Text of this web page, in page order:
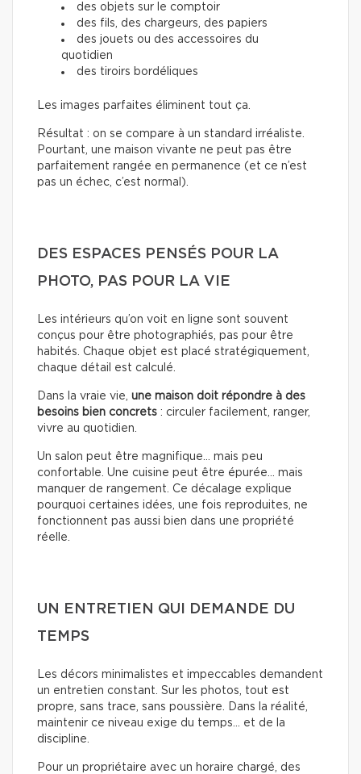
des objets sur le comptoir
des fils, des chargeurs, des papiers
des jouets ou des accessoires du
quotidien
des tiroirs bordéliques
Les images parfaites éliminent tout ça.
Résultat : on se compare à un standard irréaliste.
Pourtant, une maison vivante ne peut pas être
parfaitement rangée en permanence (et ce n’est
pas un échec, c’est normal).
DES ESPACES PENSÉS POUR LA
PHOTO, PAS POUR LA VIE
Les intérieurs qu’on voit en ligne sont souvent
conçus pour être photographiés, pas pour être
habités. Chaque objet est placé stratégiquement,
chaque détail est calculé.
Dans la vraie vie, une maison doit répondre à des
besoins bien concrets : circuler facilement, ranger,
vivre au quotidien.
Un salon peut être magnifique… mais peu
confortable. Une cuisine peut être épurée… mais
manquer de rangement. Ce décalage explique
pourquoi certaines idées, une fois reproduites, ne
fonctionnent pas aussi bien dans une propriété
réelle.
UN ENTRETIEN QUI DEMANDE DU
TEMPS
Les décors minimalistes et impeccables demandent
un entretien constant. Sur les photos, tout est
propre, sans trace, sans poussière. Dans la réalité,
maintenir ce niveau exige du temps… et de la
discipline.
Pour un propriétaire avec un horaire chargé, des